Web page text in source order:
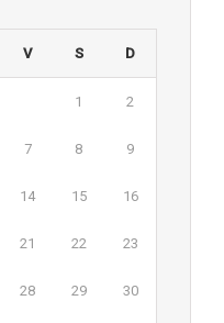
V S D
1 2
7 8 9
14 15 16
21 22 23
28 29 30